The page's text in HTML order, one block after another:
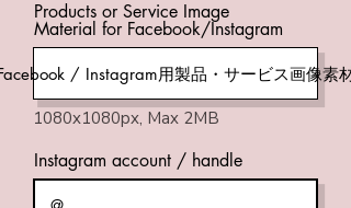
Products or Service Image
Material for Facebook/Instagram
/ Instagram用製品・サービス画像素材
1080x1080px, Max 2MB
Instagram account / handle